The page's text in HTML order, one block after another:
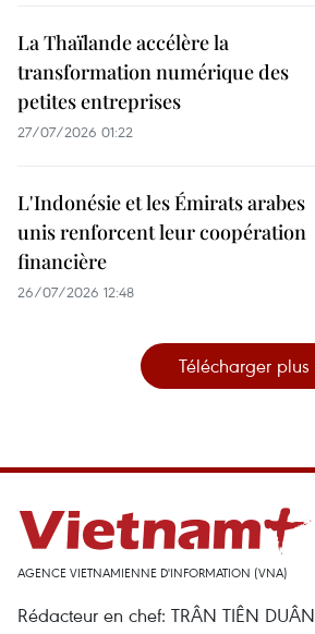
La Thaïlande accélère la
transformation numérique des
petites entreprises
27/07/2026 01:22
L'Indonésie et les Émirats arabes
unis renforcent leur coopération
financière
26/07/2026 12:48
Télécharger plus
AGENCE VIETNAMIENNE D'INFORMATION (VNA)
Rédacteur en chef: TRÂN TIÊN DUÂN